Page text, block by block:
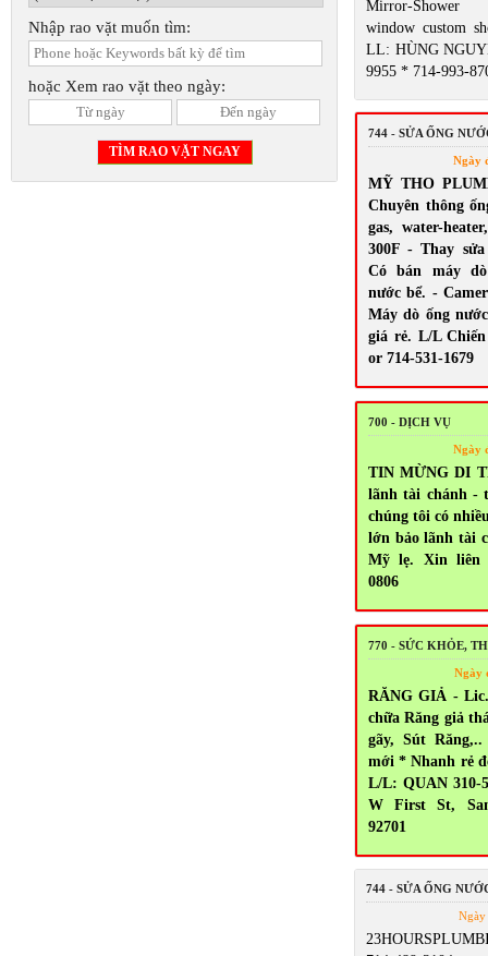
Nhập rao vặt muốn tìm:
hoặc Xem rao vặt theo ngày:
Mirror-
window custom
LL: HÙNG
9955 * 714-993-
744 - SỬA ỐNG
Ngày
MỸ THO
Chuyên thông
gas, water-
300F - Thay
Có bán máy
nước bể. -
Máy dò ống
giá rẻ. L/L Chiến
or 714-531-1679
700 - DỊCH VỤ
Ngày
TIN MỪNG DI
lãnh tài chánh -
chúng tôi có
lớn bảo lãnh tài
Mỹ lẹ. Xin liên
0806
770 - SỨC KHỎE,
Ngày
RĂNG GIẢ -
chữa Răng giả
gãy, Sút
mới * Nhanh rẻ
L/L: QUAN 310-
W First St,
92701
744 - SỬA ỐNG
Ngày